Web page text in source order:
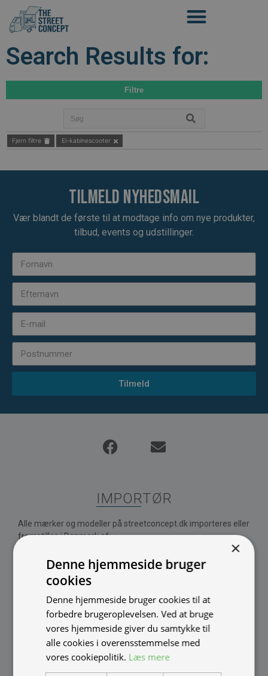
Search Results for:
Filtre
Fjern filtre El-kabinescooter
Tilmeld nyhedsmail
Vær blandt de første til at modtage info om nye produkter,
tilbud, events og udstillinger.
Tilmeld
IMPORTØR
Alle mærker og modeller på streetconcept.dk importeres eller
fremstilles i Danmark af:
Thomas Møller Pedersen Aps.
Elmevej 18, Glyngøre 7870 Roslev
info@tmp.dk
+45 97 74 07 33
tmp.dk
CVR: 29625425
×
Denne hjemmeside bruger
cookies
Denne hjemmeside bruger cookies til at
forbedre brugeroplevelsen. Ved at bruge
vores hjemmeside giver du samtykke til
alle cookies i overensstemmelse med
vores cookiepolitik. Læs mere